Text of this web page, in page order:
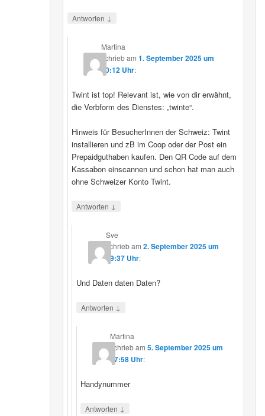
Antworten ↓
Martina
schriebam1. September 2025 um
20:12 Uhr:
Twint ist top! Relevant ist, wie von dir erwähnt,
die Verbform des Dienstes: „twinte“.
Hinweis für BesucherInnen der Schweiz: Twint
installieren und zB im Coop oder der Post ein
Prepaidguthaben kaufen. Den QR Code auf dem
Kassabon einscannen und schon hat man auch
ohne Schweizer Konto Twint.
Antworten ↓
Sve
schriebam 2. September 2025 um
19:37 Uhr:
Und Daten daten Daten?
Antworten ↓
Martina
schriebam5. September 2025 um
17:58 Uhr:
Handynummer
Antworten ↓